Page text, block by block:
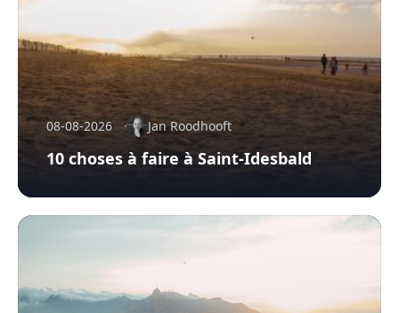
08-08-2026 Jan Roodhooft
10 choses à faire à Saint-Idesbald